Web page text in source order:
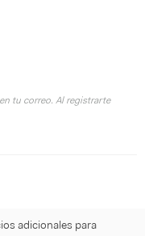
tu correo. Al registrarte
adicionales para